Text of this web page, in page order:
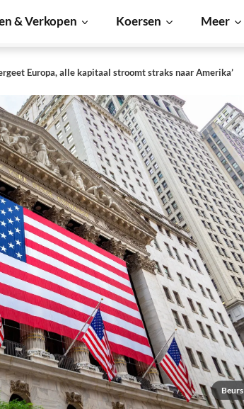
& Verkopen Koersen Meer
Europa, alle kapitaal stroomt straks naar Amerika’
Beurs